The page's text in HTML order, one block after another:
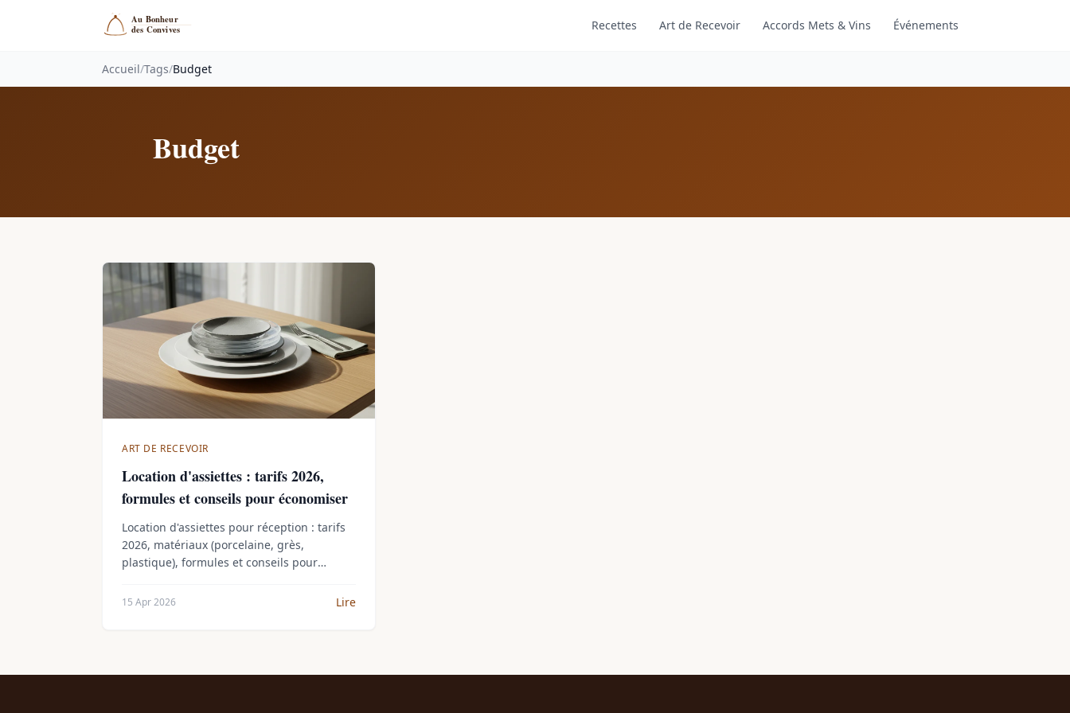
Recettes Art de Recevoir Accords Mets & Vins Événements
Accueil/Tags/Budget
Budget
ART DE RECEVOIR
Location d'assiettes : tarifs 2026,
formules et conseils pour économiser
Location d'assiettes pour réception : tarifs
2026, matériaux (porcelaine, grès,
plastique), formules et conseils pour
15 Apr 2026 Lire